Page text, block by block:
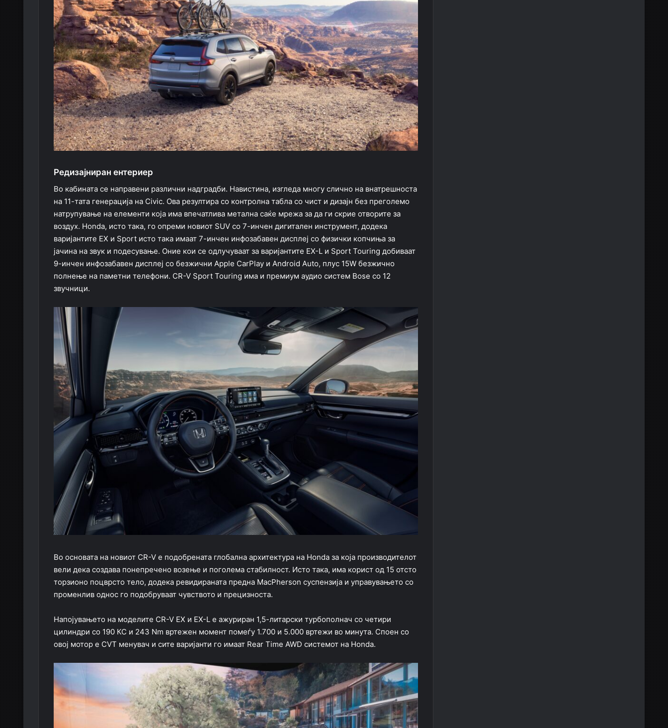
Редизајниран ентериер
Во кабината се направени различни надградби. Навистина, изгледа многу слично на внатрешноста
на 11-тата генерација на Civic. Ова резултира со контролна табла со чист и дизајн без преголемо
натрупување на елементи која има впечатлива метална саќе мрежа за да ги скрие отворите за
воздух. Honda, исто така, го опреми новиот SUV со 7-инчен дигитален инструмент, додека
варијантите EX и Sport исто така имаат 7-инчен инфозабавен дисплеј со физички копчиња за
јачина на звук и подесување. Оние кои се одлучуваат за варијантите EX-L и Sport Touring добиваат
9-инчен инфозабавен дисплеј со безжични Apple CarPlay и Android Auto, плус 15W безжично
полнење на паметни телефони. CR-V Sport Touring има и премиум аудио систем Bose со 12
звучници.
Во основата на новиот CR-V е подобрената глобална архитектура на Honda за која производителот
вели дека создава понепречено возење и поголема стабилност. Исто така, има корист од 15 отсто
торзионо поцврсто тело, додека ревидираната предна MacPherson суспензија и управувањето со
променлив однос го подобруваат чувството и прецизноста.
Напојувањето на моделите CR-V EX и EX-L е ажуриран 1,5-литарски турбополнач со четири
цилиндри со 190 КС и 243 Nm вртежен момент помеѓу 1.700 и 5.000 вртежи во минута. Споен со
овој мотор е CVT менувач и сите варијанти го имаат Rear Time AWD системот на Honda.